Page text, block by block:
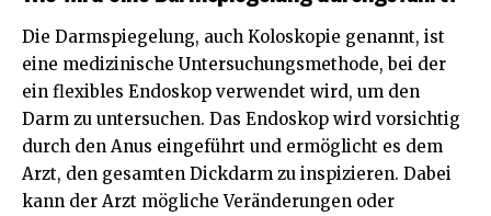
Die Darmspiegelung, auch Koloskopie genannt, ist
eine medizinische Untersuchungsmethode, bei der
ein flexibles Endoskop verwendet wird, um den
Darm zu untersuchen. Das Endoskop wird vorsichtig
durch den Anus eingeführt und ermöglicht es dem
Arzt, den gesamten Dickdarm zu inspizieren. Dabei
kann der Arzt mögliche Veränderungen oder